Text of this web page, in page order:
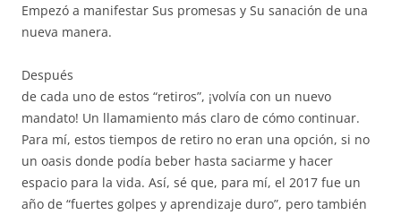
Empezó a manifestar Sus promesas y Su sanación de una
nueva manera.
Después
de cada uno de estos “retiros”, ¡volvía con un nuevo
mandato! Un llamamiento más claro de cómo continuar.
Para mí, estos tiempos de retiro no eran una opción, si no
un oasis donde podía beber hasta saciarme y hacer
espacio para la vida. Así, sé que, para mí, el 2017 fue un
año de “fuertes golpes y aprendizaje duro”, pero también